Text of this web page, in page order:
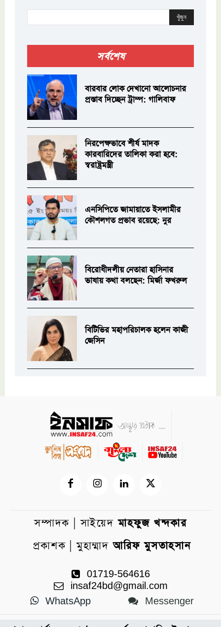
খুঁজুন
সর্বশেষ
বারবার লোক দেখানো আলোচনার
প্রস্তাব দিচ্ছেন ট্রাম্প: গালিবাফ
নিরপেক্ষভাবে শীর্ষ মাদক
কারবারিদের তালিকা করা হবে:
স্বরাষ্ট্রমন্ত্রী
এনসিপিতে জামায়াতে ইসলামীর
কৌশলগত প্রভাব রয়েছে: নুর
বিরোধীদলীয় নেতারা হাসিনার
ভাষায় কথা বলছেন: মির্জা ফখরুল
বিটিভির মহাপরিচালক হলেন কাজী
জেসিন
সম্পাদক | সাইয়েদমাহফুজ খন্দকার
প্রকাশক | মুহাম্মাদআরিফ মুসতাহসান
01719-564616
insaf24bd@gmail.com
WhatsApp
Messenger